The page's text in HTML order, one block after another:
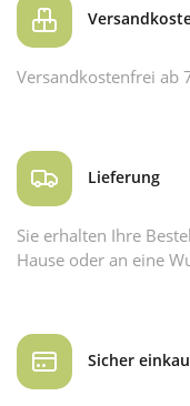
Versandkostenfrei ab
Lieferung
Sie erhalten Ihre
Hause oder an eine
Sicher